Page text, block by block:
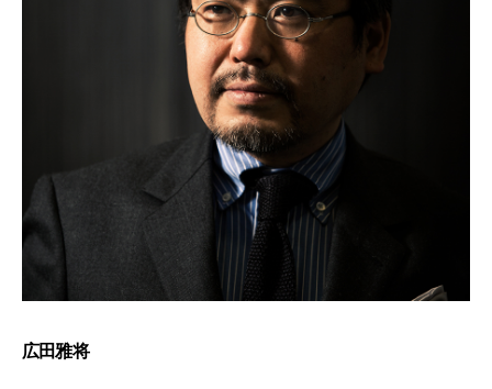
広田雅将